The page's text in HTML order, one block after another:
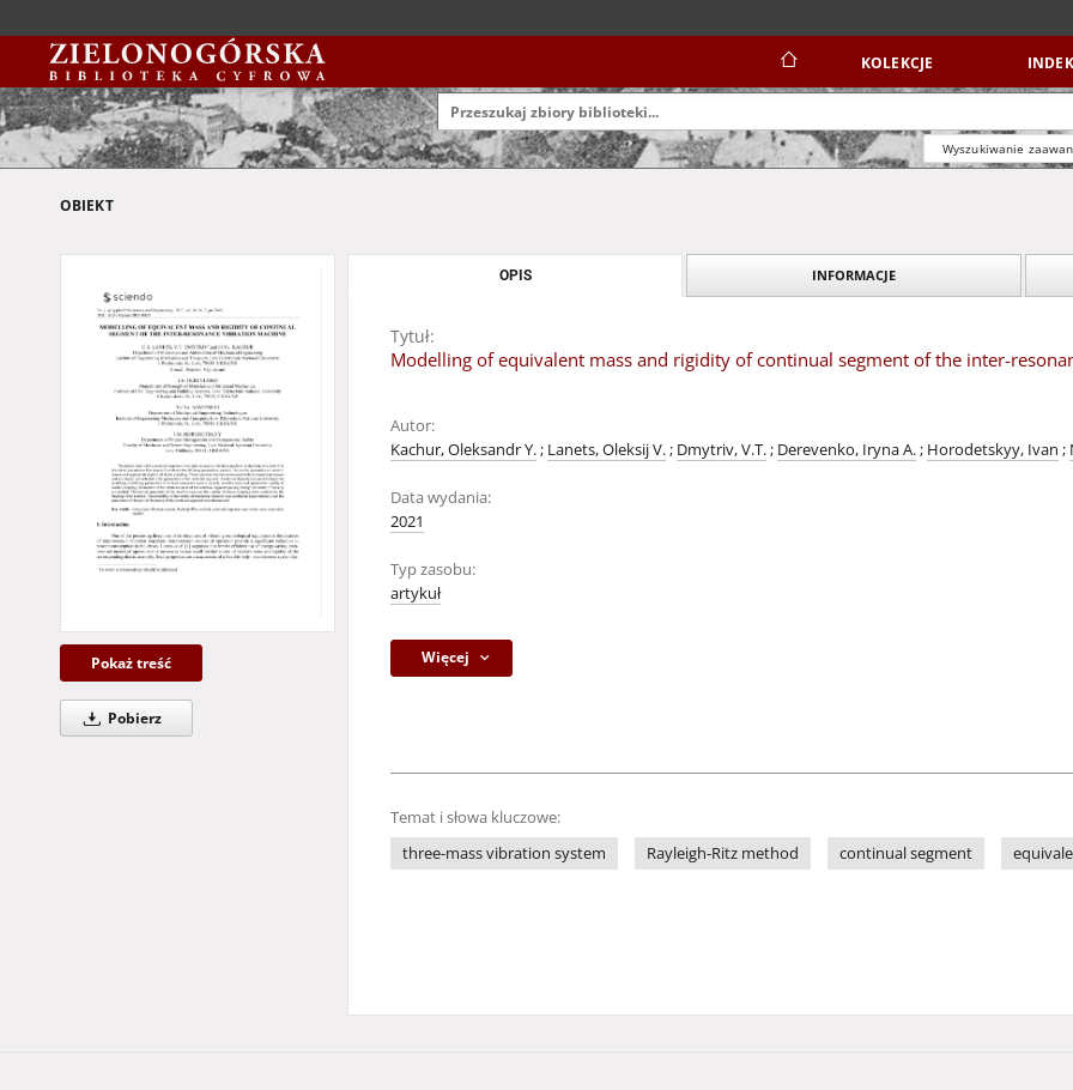
KOLEKCJE
Wyszukiwanie
OBIEKT
Pokaż treść
Pobierz
OPIS INFORMACJE
Tytuł:
Modelling of equivalent mass and rigidity of continual segment of the inter-
Autor:
Kachur, Oleksandr Y.; Lanets, Oleksij V.; Dmytriv, V.T.; Derevenko, Iryna A.; Horodetskyy, Ivan ;
Data wydania:
2021
Typ zasobu:
artykuł
Więcej
Temat i słowa kluczowe:
three-mass vibration system
Rayleigh-Ritz method continual segment